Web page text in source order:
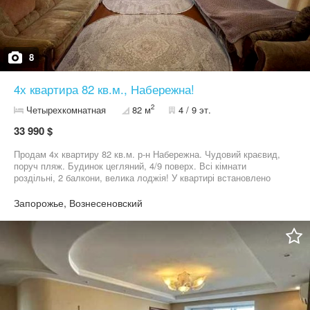
8
4х квартира 82 кв.м., Набережна!
Четырехкомнатная 82 м2 4 / 9 эт.
33 990 $
Продам 4х квартиру 82 кв.м. р-н Набережна. Чудовий краєвид,
поруч пляж. Будинок цегляний, 4/9 поверх. Всі кімнати
роздільні, 2 балкони, велика лоджія! У квартирі встановлено
детальною інформацією дзвоніть в АН Срібло.
Запорожье, Вознесеновский